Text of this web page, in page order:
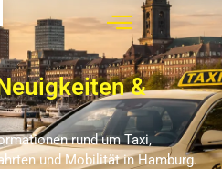
&
rund um Taxi,
und Mobilität in Hamburg.